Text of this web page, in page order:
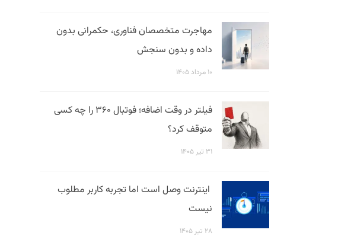
مهاجرت متخصصان فناوری، حکمرانی بدون
داده و بدون سنجش
۱۰ مرداد ۱۴۰۵
فیلتر در وقت اضافه؛ فوتبال ۳۶۰ را چه کسی
متوقف کرد؟
۳۱ تیر ۱۴۰۵
اینترنت وصل است اما تجربه کاربر مطلوب
نیست
۲۸ تیر ۱۴۰۵